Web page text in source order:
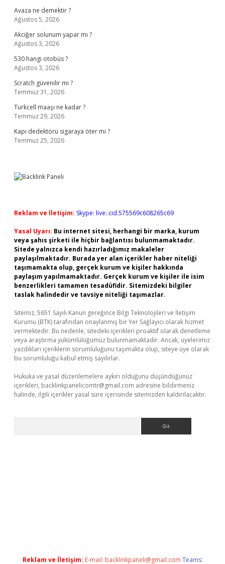
Avaza ne demektir ?
Ağustos 5, 2026
Akciğer solunum yapar mı ?
Ağustos 3, 2026
530 hangi otobüs ?
Ağustos 3, 2026
Scratch güvenilir mi ?
Temmuz 31, 2026
Turkcell maaşı ne kadar ?
Temmuz 29, 2026
Kapı dedektörü sigaraya öter mi ?
Temmuz 25, 2026
Reklam ve İletişim: Skype: live:.cid.575569c608265c69
Yasal Uyarı: Bu internet sitesi, herhangi bir marka, kurum
veya şahıs şirketi ile hiçbir bağlantısı bulunmamaktadır.
Sitede yalnızca kendi hazırladığımız makaleler
paylaşılmaktadır. Burada yer alan içerikler haber niteliği
taşımamakta olup, gerçek kurum ve kişiler hakkında
paylaşım yapılmamaktadır. Gerçek kurum ve kişiler ile isim
benzerlikleri tamamen tesadüfidir. Sitemizdeki bilgiler
taslak halindedir ve tavsiye niteliği taşımazlar.
Sitemiz, 5651 Sayılı Kanun gereğince Bilgi Teknolojileri ve İletişim
Kurumu (BTK) tarafından onaylanmış bir Yer Sağlayıcı olarak hizmet
vermektedir. Bu nedenle, sitedeki içerikleri proaktif olarak denetleme
veya araştırma yükümlülüğümüz bulunmamaktadır. Ancak, üyelerimiz
yazdıkları içeriklerin sorumluluğunu taşımakta olup, siteye üye olarak
bu sorumluluğu kabul etmiş sayılırlar.
Hukuka ve yasal düzenlemelere aykırı olduğunu düşündüğünüz
içerikleri, backlinkpanelicomtr@gmail.com adresine bildirmeniz
halinde, ilgili içerikler yasal süre içerisinde sitemizden kaldırılacaktır.
Reklam ve İletişim: E-mail: backlinkpaneli@gmail.com Teams: